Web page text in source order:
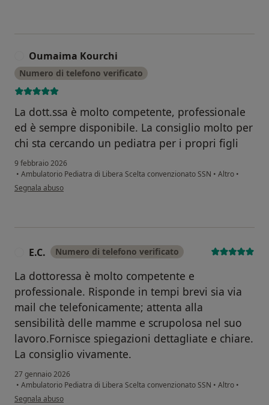
Oumaima Kourchi
Numero di telefono verificato
La dott.ssa è molto competente, professionale
ed è sempre disponibile. La consiglio molto per
chi sta cercando un pediatra per i propri figli
9 febbraio 2026
• Ambulatorio Pediatra di Libera Scelta convenzionato SSN • Altro •
secondo l'opinione dell'utente Oumaima Kourchi
Segnala abuso
E.C. Numero di telefono verificato
La dottoressa è molto competente e
professionale. Risponde in tempi brevi sia via
mail che telefonicamente; attenta alla
sensibilità delle mamme e scrupolosa nel suo
lavoro.Fornisce spiegazioni dettagliate e chiare.
La consiglio vivamente.
27 gennaio 2026
• Ambulatorio Pediatra di Libera Scelta convenzionato SSN • Altro •
secondo l'opinione dell'utente E.C.
Segnala abuso